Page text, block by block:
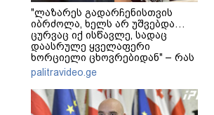
"ლაზარეს გადარჩენისთვის
იბრძოლა, ხელს არ უშვებდა…
ცურვაც იქ ისწავლე, სადაც
დაასრულე ყველაფერი
ხორციელი ცხოვრებიდან" – რას
წერს ხობში დაღუპული დედა-
შვილის ახლობელი?
palitravideo.ge